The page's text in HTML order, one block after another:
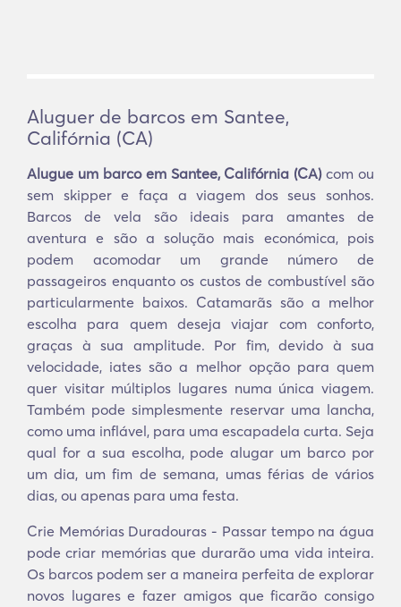
Aluguer de barcos em Santee,
Califórnia (CA)
Alugue um barco em Santee, Califórnia (CA)com ou
sem skipper e faça a viagem dos seus sonhos.
Barcos de vela são ideais para amantes de
aventura e são a solução mais económica, pois
podem acomodar um grande número de
passageiros enquanto os custos de combustível são
particularmente baixos. Catamarãs são a melhor
escolha para quem deseja viajar com conforto,
graças à sua amplitude. Por fim, devido à sua
velocidade, iates são a melhor opção para quem
quer visitar múltiplos lugares numa única viagem.
Também pode simplesmente reservar uma lancha,
como uma inflável, para uma escapadela curta. Seja
qual for a sua escolha, pode alugar um barco por
um dia, um fim de semana, umas férias de vários
dias, ou apenas para uma festa.
Crie Memórias Duradouras - Passar tempo na água
pode criar memórias que durarão uma vida inteira.
Os barcos podem ser a maneira perfeita de explorar
novos lugares e fazer amigos que ficarão consigo